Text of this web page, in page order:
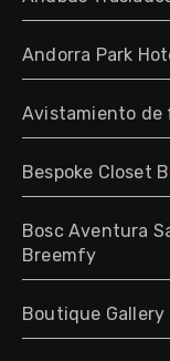
Andorra Park
Avistamiento de
Bespoke Closet
Bosc Aventura
Breemfy
Boutique Gallery